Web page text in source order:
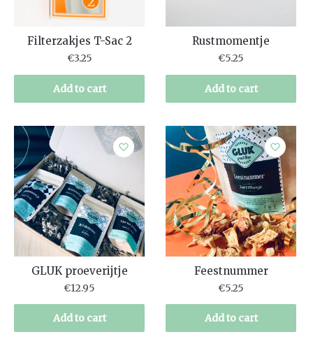
Filterzakjes T-Sac 2
€3.25
Add to cart
Rustmomentje
€5.25
Add to cart
GLUK proeverijtje
€12.95
Add to cart
Feestnummer
€5.25
Add to cart